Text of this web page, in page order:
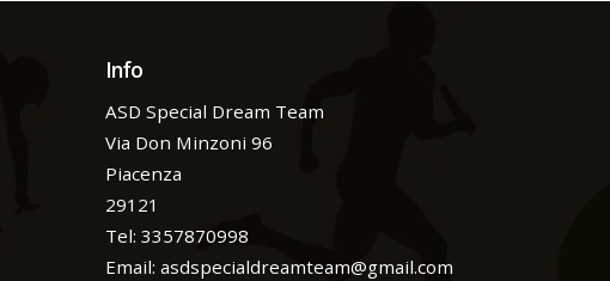
Info
ASD Special Dream Team
Via Don Minzoni 96
Piacenza
29121
Tel: 3357870998
Email: asdspecialdreamteam@gmail.com